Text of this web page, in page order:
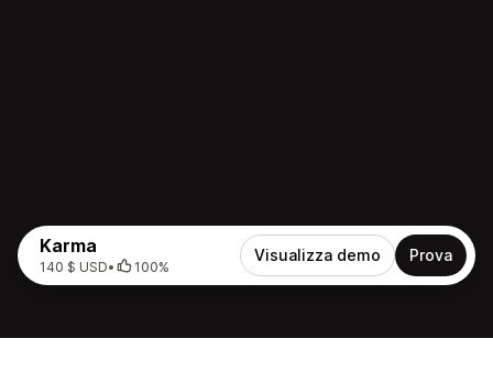
Karma
140 $ USD• 100%
Visualizza demo Prova